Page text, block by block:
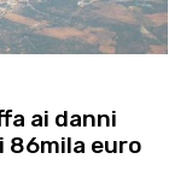
ai danni
86mila euro